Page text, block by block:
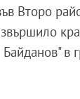
Второ
в